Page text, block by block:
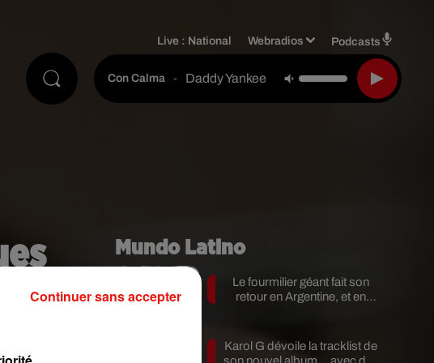
Live : National Webradios Podcasts
Con Calma - Daddy Yankee Feat. Snow
Mundo Latino
Le fourmilier géant fait son
retour en Argentine, et en
Karol G dévoile la tracklist de
son nouvel album… avec des
Continuer sans accepter